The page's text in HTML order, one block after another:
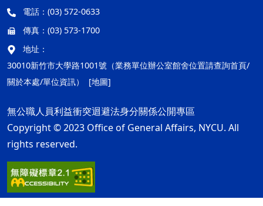
電話： (03) 572-0633
傳真： (03) 573-1700
地址：
30010新竹市大學路1001號（業務單位辦公室館舍位置請查詢首頁/
關於本處/單位資訊）
[地圖]
無公職人員利益衝突迴避法身分關係公開專區
Copyright © 2023 Office of General Affairs, NYCU. All
rights reserved.